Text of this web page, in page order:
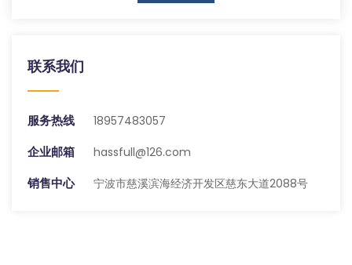
联系我们
服务热线 18957483057
企业邮箱 hassfull@126.com
销售中心 宁波市慈溪滨海经济开发区慈东大道2088号